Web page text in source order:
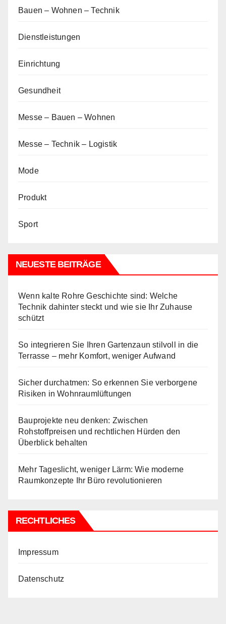
Bauen – Wohnen – Technik
Dienstleistungen
Einrichtung
Gesundheit
Messe – Bauen – Wohnen
Messe – Technik – Logistik
Mode
Produkt
Sport
NEUESTE BEITRÄGE
Wenn kalte Rohre Geschichte sind: Welche
Technik dahinter steckt und wie sie Ihr Zuhause
schützt
So integrieren Sie Ihren Gartenzaun stilvoll in die
Terrasse – mehr Komfort, weniger Aufwand
Sicher durchatmen: So erkennen Sie verborgene
Risiken in Wohnraumlüftungen
Bauprojekte neu denken: Zwischen
Rohstoffpreisen und rechtlichen Hürden den
Überblick behalten
Mehr Tageslicht, weniger Lärm: Wie moderne
Raumkonzepte Ihr Büro revolutionieren
RECHTLICHES
Impressum
Datenschutz